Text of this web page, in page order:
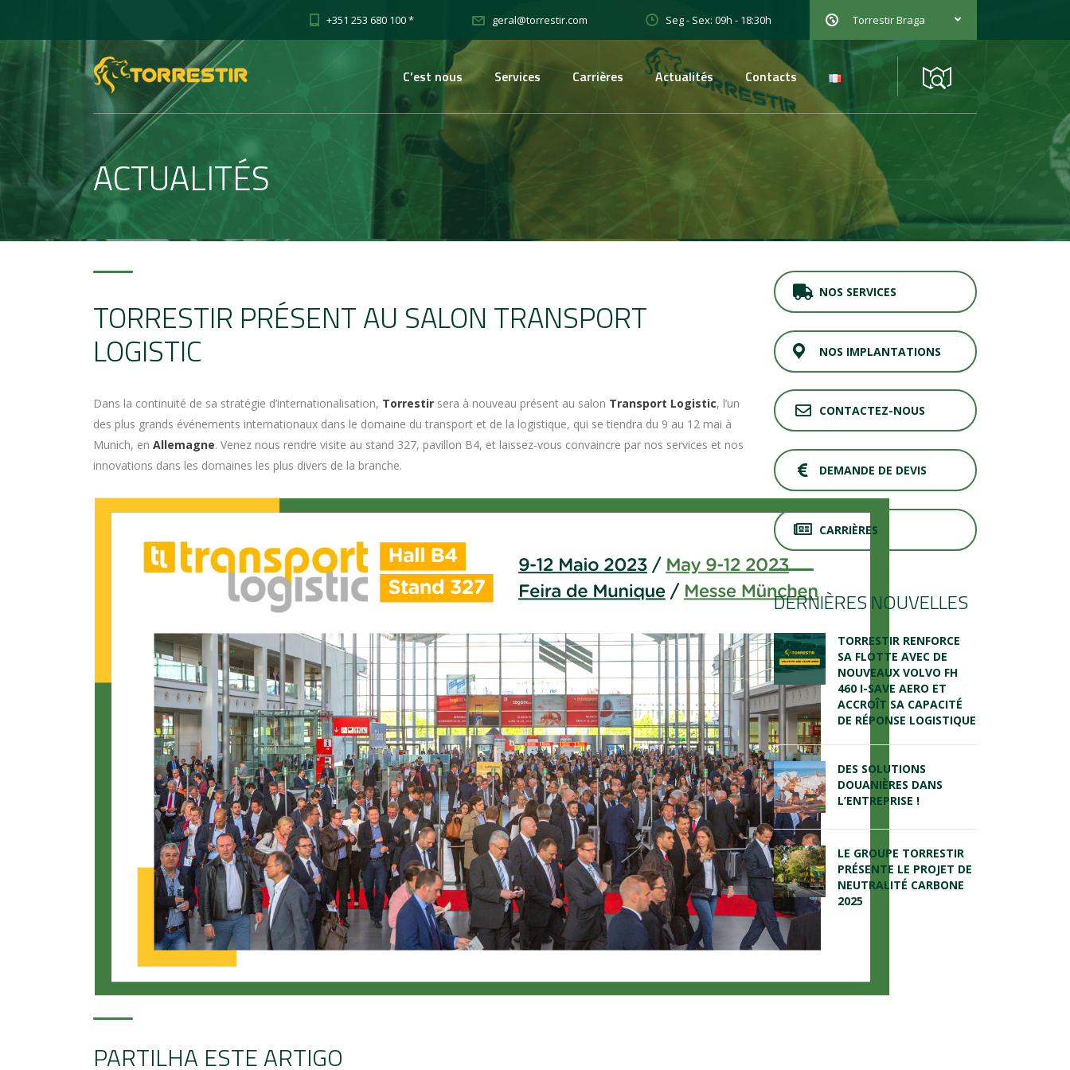
Torrestir Braga
+351 253 680 100 * geral@torrestir.com Seg - Sex: 09h - 18:30h
C’est nous Services Carrières Actualités Contacts
ACTUALITÉS
TORRESTIR PRÉSENT AU SALON TRANSPORT
LOGISTIC
Dans la continuité de sa stratégie d’internationalisation, Torrestir sera à nouveau présent au salon Transport Logistic, l’un
des plus grands événements internationaux dans le domaine du transport et de la logistique, qui se tiendra du 9 au 12 mai à
Munich, en Allemagne. Venez nous rendre visite au stand 327, pavillon B4, et laissez-vous convaincre par nos services et nos
innovations dans les domaines les plus divers de la branche.
PARTILHA ESTE ARTIGO
NOS SERVICES
NOS IMPLANTATIONS
CONTACTEZ-NOUS
DEMANDE DE DEVIS
CARRIÈRES
DERNIÈRES NOUVELLES
TORRESTIR RENFORCE
SA FLOTTE AVEC DE
NOUVEAUX VOLVO FH
460 I-SAVE AERO ET
ACCROÎT SA CAPACITÉ
DE RÉPONSE LOGISTIQUE
DES SOLUTIONS
DOUANIÈRES DANS
L’ENTREPRISE !
LE GROUPE TORRESTIR
PRÉSENTE LE PROJET DE
NEUTRALITÉ CARBONE
2025